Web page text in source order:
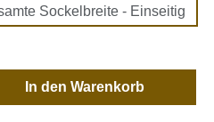
Sockelbreite - Einseitig
Gib den
In den Warenkorb